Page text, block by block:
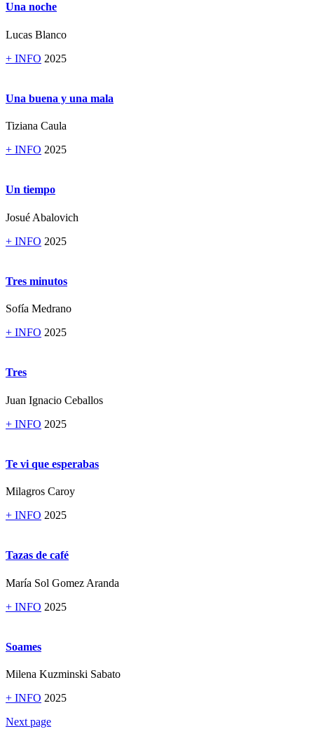
Una noche
Lucas Blanco
+ INFO 2025
Una buena y una mala
Tiziana Caula
+ INFO 2025
Un tiempo
Josué Abalovich
+ INFO 2025
Tres minutos
Sofía Medrano
+ INFO 2025
Tres
Juan Ignacio Ceballos
+ INFO 2025
Te vi que esperabas
Milagros Caroy
+ INFO 2025
Tazas de café
María Sol Gomez Aranda
+ INFO 2025
Soames
Milena Kuzminski Sabato
+ INFO 2025
Next page